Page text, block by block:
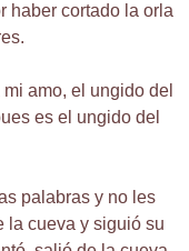
haber cortado la orla
amo, el ungido del
es el ungido del
palabras y no les
la cueva y siguió su